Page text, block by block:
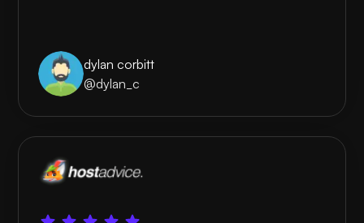
dylan corbitt
@dylan_c